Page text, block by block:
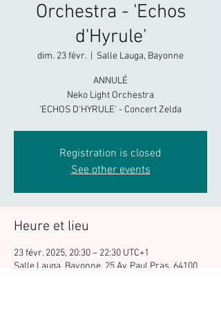
Orchestra - 'Echos
d'Hyrule'
dim. 23 févr. Salle Lauga, Bayonne
ANNULÉ
Neko Light Orchestra
'ECHOS D'HYRULE' - Concert Zelda
Registration is closed
See other events
Heure et lieu
23 févr. 2025, 20:30 – 22:30 UTC+1
Salle Lauga, Bayonne, 25 Av. Paul Pras, 64100